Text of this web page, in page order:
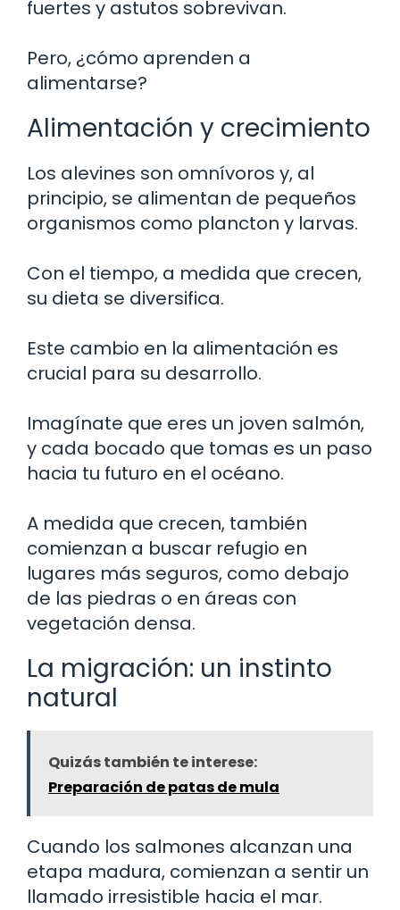
fuertes y astutos sobrevivan.
Pero, ¿cómo aprenden a
alimentarse?
Alimentación y crecimiento
Los alevines son omnívoros y, al
principio, se alimentan de pequeños
organismos como plancton y larvas.
Con el tiempo, a medida que crecen,
su dieta se diversifica.
Este cambio en la alimentación es
crucial para su desarrollo.
Imagínate que eres un joven salmón,
y cada bocado que tomas es un paso
hacia tu futuro en el océano.
A medida que crecen, también
comienzan a buscar refugio en
lugares más seguros, como debajo
de las piedras o en áreas con
vegetación densa.
La migración: un instinto
natural
Quizás también te interese:
Preparación de patas de mula
Cuando los salmones alcanzan una
etapa madura, comienzan a sentir un
llamado irresistible hacia el mar.